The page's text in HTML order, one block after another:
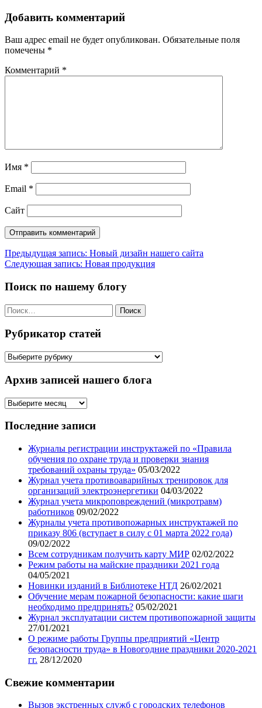
Добавить комментарий
Ваш адрес email не будет опубликован. Обязательные поля
помечены *
Комментарий *
Имя *
Email *
Сайт
Навигация
по
записям
Предыдущая запись: Новый дизайн нашего сайта
Следующая запись: Новая продукция
Поиск по нашему блогу
Найти:
Рубрикатор статей
Рубрикатор
Архив записей нашего блога
Архив
нашего
Последние записи
Журналы регистрации инструктажей по «Правила
обучения по охране труда и проверки знания
требований охраны труда» 05/03/2022
Журнал учета противоаварийных тренировок для
организаций электроэнергетики 04/03/2022
Журнал учета микроповреждений (микротравм)
работников 09/02/2022
Журналы учета противопожарных инструктажей по
приказу 806 (вступает в силу с 01 марта 2022 года)
09/02/2022
Всем сотрудникам получить карту МИР 02/02/2022
Режим работы на майские праздники 2021 года
04/05/2021
Новинки изданий в Библиотеке НТД 26/02/2021
Обучение мерам пожарной безопасности: какие шаги
необходимо предпринять? 05/02/2021
Журнал эксплуатации систем противопожарной защиты
27/01/2021
О режиме работы Группы предприятий «Центр
безопасности труда» в Новогодние праздники 2020-2021
гг. 28/12/2020
Свежие комментарии
Вызов экстренных служб с городских телефонов